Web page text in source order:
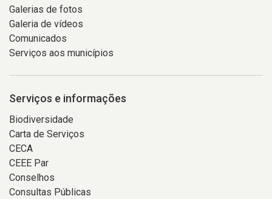
Galerias de fotos
Galeria de vídeos
Comunicados
Serviços aos municípios
Serviços e informações
Biodiversidade
Carta de Serviços
CECA
CEEE Par
Conselhos
Consultas Públicas